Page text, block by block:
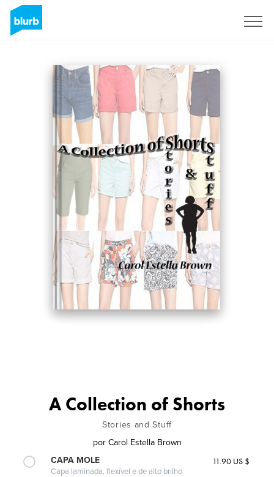
A Collection of Shorts
Stories and Stuff
por Carol Estella Brown
CAPA MOLE
Capa laminada, flexível e de alto brilho
11.90 US $